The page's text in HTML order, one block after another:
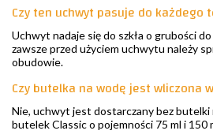
Czy ten uchwyt pasuje do każdego
Uchwyt nadaje się do szkła o grubości
zawsze przed użyciem uchwytu należy
obudowie.
Czy butelka na wodę jest wliczona
Nie, uchwyt jest dostarczany bez butelki
butelek Classic o pojemności 75 ml i 150